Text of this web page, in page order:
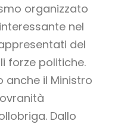
organizzato
nel
del
forze politiche.
anche il Ministro
Dallo